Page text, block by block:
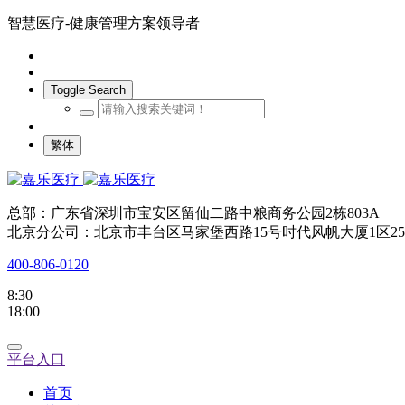
智慧医疗-健康管理方案领导者
Toggle Search
繁体
总部：广东省深圳市宝安区留仙二路中粮商务公园2栋803A
北京分公司：北京市丰台区马家堡西路15号时代风帆大厦1区
400-806-0120
8:30
18:00
平台入口
首页